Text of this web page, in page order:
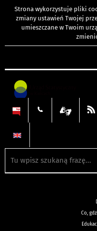
Strona wykorzystuje pliki
zmiany ustawień Twojej
umieszczane w Twoim
Co,